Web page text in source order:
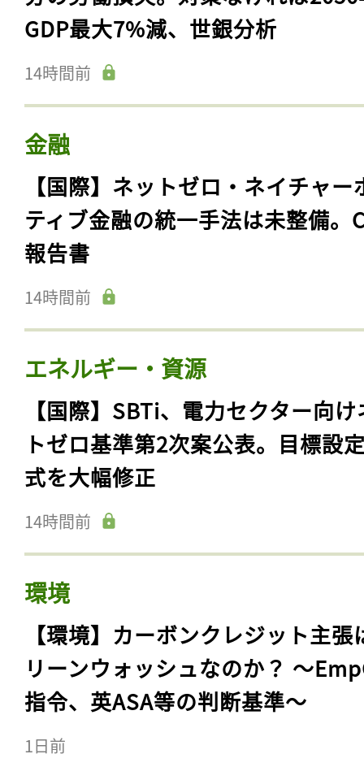
GDP最大7%減、世銀分析
14時間前
金融
【国際】ネットゼロ・ネイチャー
ティブ金融の統一手法は未整備。
報告書
14時間前
エネルギー・資源
【国際】SBTi、電力セクター向
トゼロ基準第2次案公表。目標設
式を大幅修正
14時間前
環境
【環境】カーボンクレジット主張
リーンウォッシュなのか？ 〜
指令、英ASA等の判断基準〜
1日前